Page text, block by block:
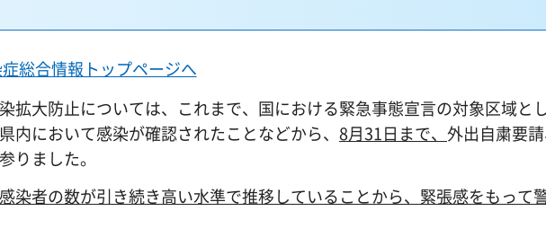
総合情報トップページへ
拡大防止については、これまで、国における緊急事態宣言の対象区域と
内において感染が確認されたことなどから、 8月31日まで、 外出自粛要
りました。
染者の数が引き続き高い水準で推移していることから、 緊張感をもって